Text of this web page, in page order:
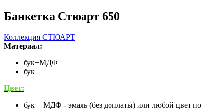
Банкетка Стюарт 650
Коллекция СТЮАРТ
Материал:
бук+МДФ
бук
Цвет:
бук + МДФ - эмаль (без доплаты) или любой цвет по